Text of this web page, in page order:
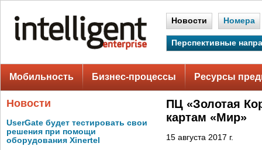
Новости Номера
Перспективные
Мобильность Бизнес-процессы Ресурсы
Новости
UserGate будет тестировать свои
решения при помощи
оборудования Xinertel
ПЦ «Золотая
картам «Мир»
15 августа 2017 г.